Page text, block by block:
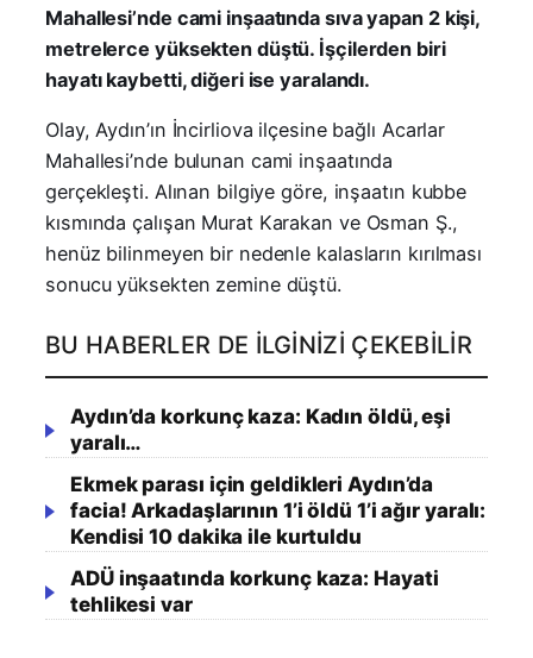
Mahallesi’nde cami inşaatında sıva yapan 2 kişi,
metrelerce yüksekten düştü. İşçilerden biri
hayatı kaybetti, diğeri ise yaralandı.
Olay, Aydın’ın İncirliova ilçesine bağlı Acarlar
Mahallesi’nde bulunan cami inşaatında
gerçekleşti. Alınan bilgiye göre, inşaatın kubbe
kısmında çalışan Murat Karakan ve Osman Ş.,
henüz bilinmeyen bir nedenle kalasların kırılması
sonucu yüksekten zemine düştü.
BU HABERLER DE İLGINIZI ÇEKEBILIR
Aydın’da korkunç kaza: Kadın öldü, eşi
yaralı…
Ekmek parası için geldikleri Aydın’da
facia! Arkadaşlarının 1’i öldü 1’i ağır yaralı:
Kendisi 10 dakika ile kurtuldu
ADÜ inşaatında korkunç kaza: Hayati
tehlikesi var